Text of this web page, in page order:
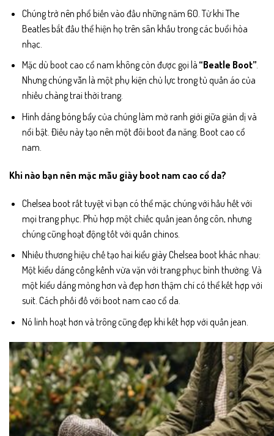
Chúng trở nên phổ biến vào đầu những năm 60. Từ khi The
Beatles bắt đầu thể hiện họ trên sân khấu trong các buổi hòa
nhạc.
Mặc dù boot cao cổ nam không còn được gọi là “Beatle Boot”.
Nhưng chúng vẫn là một phụ kiện chủ lực trong tủ quần áo của
nhiều chàng trai thời trang.
Hình dáng bóng bẩy của chúng làm mờ ranh giới giữa giản dị và
nổi bật. Điều này tạo nên một đôi boot đa năng. Boot cao cổ
nam.
Khi nào bạn nên mặc mẫu giày boot nam cao cổ da?
Chelsea boot rất tuyệt vì bạn có thể mặc chúng với hầu hết với
mọi trang phục. Phù hợp một chiếc quần jean ống côn, nhưng
chúng cũng hoạt động tốt với quần chinos.
Nhiều thương hiệu chế tạo hai kiểu giày Chelsea boot khác nhau:
Một kiểu dáng cồng kềnh vừa vặn với trang phục bình thường. Và
một kiểu dáng mỏng hơn và đẹp hơn thậm chí có thể kết hợp với
suit. Cách phối đồ với boot nam cao cổ da.
Nó linh hoạt hơn và trông cũng đẹp khi kết hợp với quần jean.